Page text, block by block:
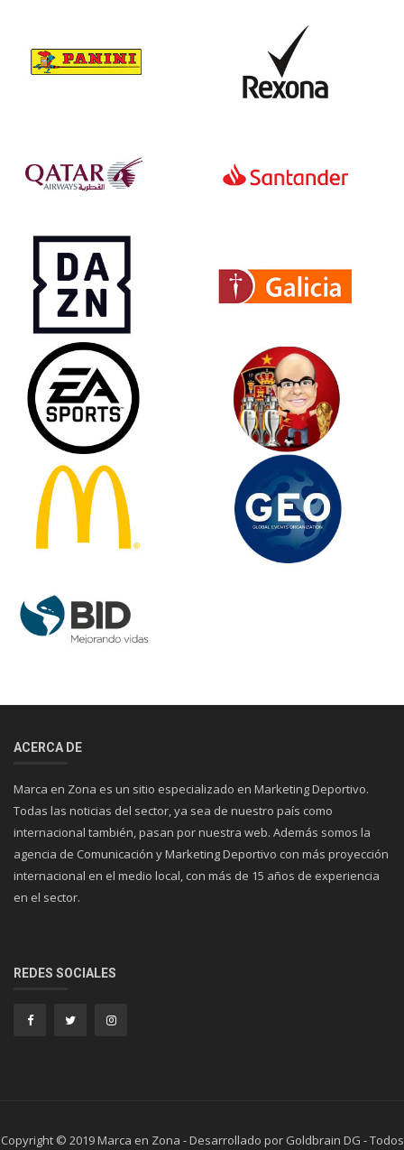
ACERCA DE
Marca en Zona es un sitio especializado en Marketing Deportivo.
Todas las noticias del sector, ya sea de nuestro país como
internacional también, pasan por nuestra web. Además somos la
agencia de Comunicación y Marketing Deportivo con más proyección
internacional en el medio local, con más de 15 años de experiencia
en el sector.
REDES SOCIALES
Copyright © 2019 Marca en Zona - Desarrollado por Goldbrain DG - Todos